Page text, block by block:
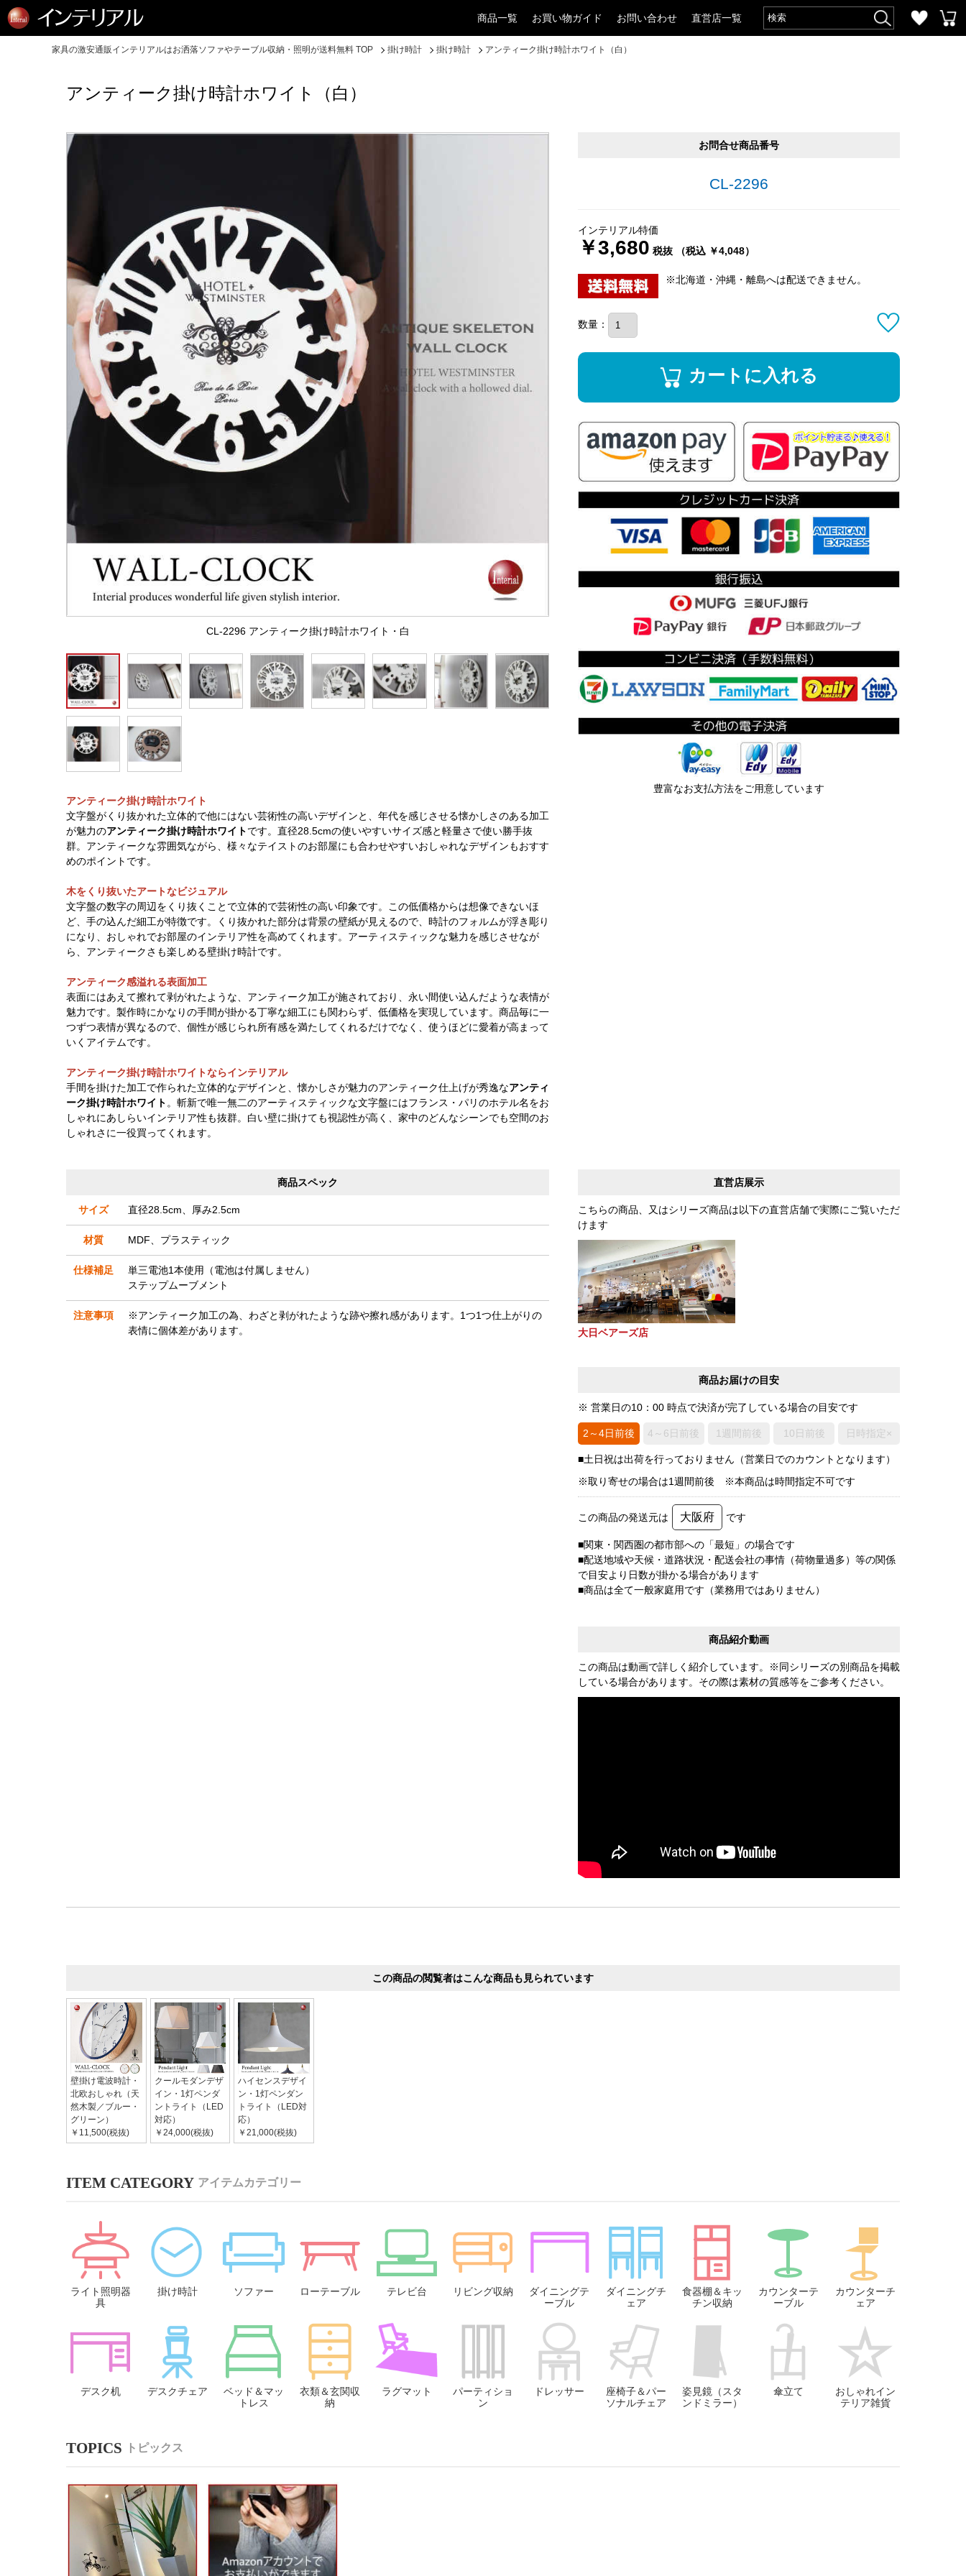
商品一覧 お買い物ガイド お問い合わせ 直営店一覧
家具の激安通販インテリアルはお洒落ソファやテーブル収納・照明が送料無料 TOP 掛け時計 掛け時計 アンティーク掛け時計ホワイト（白）
アンティーク掛け時計ホワイト（白）
CL-2296 アンティーク掛け時計ホワイト・白
アンティーク掛け時計ホワイト
文字盤がくり抜かれた立体的で他にはない芸術性の高いデザインと、年代を感じさせる懐かしさのある加工
が魅力のアンティーク掛け時計ホワイトです。直径28.5cmの使いやすいサイズ感と軽量さで使い勝手抜
群。アンティークな雰囲気ながら、様々なテイストのお部屋にも合わせやすいおしゃれなデザインもおすす
めのポイントです。
木をくり抜いたアートなビジュアル
文字盤の数字の周辺をくり抜くことで立体的で芸術性の高い印象です。この低価格からは想像できないほ
ど、手の込んだ細工が特徴です。くり抜かれた部分は背景の壁紙が見えるので、時計のフォルムが浮き彫り
になり、おしゃれでお部屋のインテリア性を高めてくれます。アーティスティックな魅力を感じさせなが
ら、アンティークさも楽しめる壁掛け時計です。
アンティーク感溢れる表面加工
表面にはあえて擦れて剥がれたような、アンティーク加工が施されており、永い間使い込んだような表情が
魅力です。製作時にかなりの手間が掛かる丁寧な細工にも関わらず、低価格を実現しています。商品毎に一
つずつ表情が異なるので、個性が感じられ所有感を満たしてくれるだけでなく、使うほどに愛着が高まって
いくアイテムです。
アンティーク掛け時計ホワイトならインテリアル
手間を掛けた加工で作られた立体的なデザインと、懐かしさが魅力のアンティーク仕上げが秀逸なアンティ
ーク掛け時計ホワイト 。斬新で唯一無二のアーティスティックな文字盤にはフランス・パリのホテル名をお
しゃれにあしらいインテリア性も抜群。白い壁に掛けても視認性が高く、家中のどんなシーンでも空間のお
しゃれさに一役買ってくれます。
お問合せ商品番号
CL-2296
インテリアル特価
￥3,680 税抜 （税込 ￥4,048）
※北海道・沖縄・離島へは配送できません。
数量：
カートに入れる
豊富なお支払方法をご用意しています
直営店展示
こちらの商品、又はシリーズ商品は以下の直営店舗で実際にご覧いただ
けます
大日ベアーズ店
商品お届けの目安
※ 営業日の10：00 時点で決済が完了している場合の目安です
2～4日前後 4～6日前後 1週間前後 10日前後 日時指定×
■土日祝は出荷を行っておりません（営業日でのカウントとなります）
※取り寄せの場合は1週間前後 ※本商品は時間指定不可です
この商品の発送元は 大阪府 です
■関東・関西圏の都市部への「最短」の場合です
■配送地域や天候・道路状況・配送会社の事情（荷物量過多）等の関係
で目安より日数が掛かる場合があります
■商品は全て一般家庭用です（業務用ではありません）
商品紹介動画
この商品は動画で詳しく紹介しています。※同シリーズの別商品を掲載
している場合があります。その際は素材の質感等をご参考ください。
商品スペック
サイズ 直径28.5cm、厚み2.5cm
材質 MDF、プラスティック
仕様補足
単三電池1本使用（電池は付属しません）
ステップムーブメント
注意事項
※アンティーク加工の為、わざと剥がれたような跡や擦れ感があります。1つ1つ仕上がりの
表情に個体差があります。
この商品の閲覧者はこんな商品も見られています
壁掛け電波時計・
北欧おしゃれ（天
然木製／ブルー・
グリーン）
￥11,500(税抜)
クールモダンデザ
イン・1灯ペンダ
ントライト（LED
対応）
￥24,000(税抜)
ハイセンスデザイ
ン・1灯ペンダン
トライト（LED対
応）
￥21,000(税抜)
アイテムカテゴリー
ライト照明器
具
掛け時計 ソファー ローテーブル テレビ台 リビング収納
ダイニングテ
ーブル
ダイニングチ
ェア
食器棚＆キッ
チン収納
カウンターテ
ーブル
カウンターチ
ェア
デスク机 デスクチェア
ベッド＆マッ
トレス
衣類＆玄関収
納
ラグマット
パーティショ
ン
ドレッサー
座椅子＆パー
ソナルチェア
姿見鏡（スタ
ンドミラー）
傘立て
おしゃれイン
テリア雑貨
トピックス